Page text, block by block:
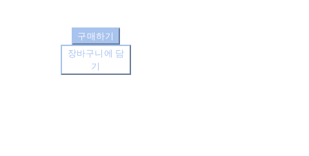
구매하기
장바구니에 담
기